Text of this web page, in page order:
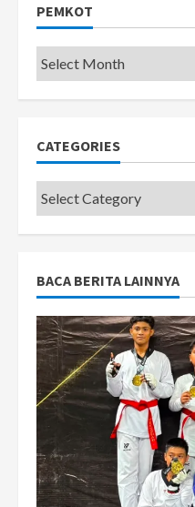
PEMKOT
Pemkot
CATEGORIES
Categories
BACA BERITA LAINNYA